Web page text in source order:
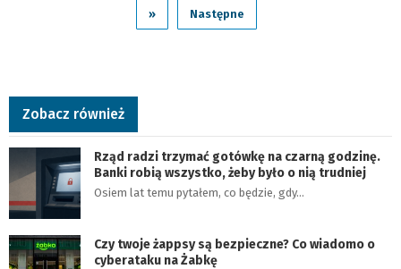
» Następne
Zobacz również
Rząd radzi trzymać gotówkę na czarną godzinę.
Banki robią wszystko, żeby było o nią trudniej
Osiem lat temu pytałem, co będzie, gdy…
Czy twoje żappsy są bezpieczne? Co wiadomo o
cyberataku na Żabkę